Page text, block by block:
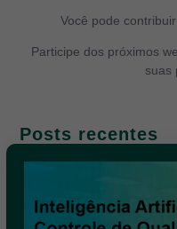
Você pode
Participe dos próximos
suas
Posts recentes